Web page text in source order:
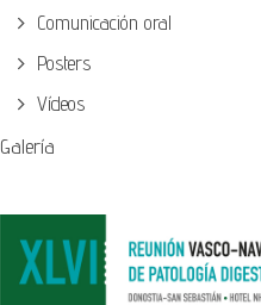
Comunicación oral
Posters
Vídeos
Galería